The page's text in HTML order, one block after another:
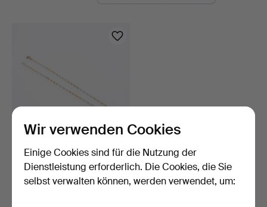
HALSKETTE, 18K
ZWEIFARBIGES GOLD,
ITALIEN,…
2 Tage
Wir verwenden Cookies
Einige Cookies sind für die Nutzung der
Dienstleistung erforderlich. Die Cookies, die Sie
selbst verwalten können, werden verwendet, um: